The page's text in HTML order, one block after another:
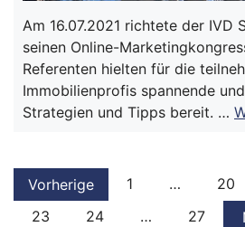
Am 16.07.2021 richtete der IVD
seinen Online-
Referenten hielten für die
Immobilienprofis spannende
Strategien und Tipps bereit. …
Vorherige 1 … 20
23
24 … 27